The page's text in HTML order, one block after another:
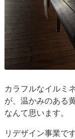
カラフルなイルミ
が、温かみのある
なんて思います。
リデザイン事業で